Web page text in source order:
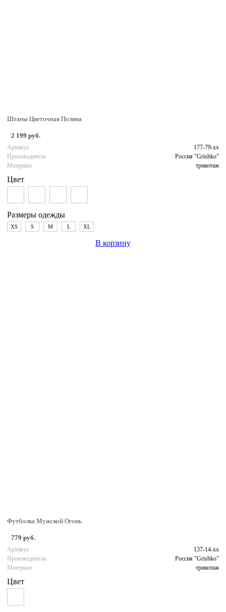
Штаны Цветочная Поляна
2 199 руб.
Артикул
177-79-хх
Производитель
Россия "Grishko"
Материал
трикотаж
Цвет
Размеры одежды
XS S M L XL
В корзину
Футболка Мужской Огонь
779 руб.
Артикул
137-14-хх
Производитель
Россия "Grishko"
Материал
трикотаж
Цвет